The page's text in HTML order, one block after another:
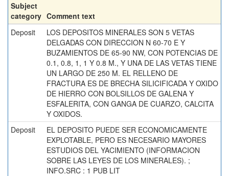
Subject
category Comment text
Deposit
LOS DEPOSITOS MINERALES SON 5 VETAS
DELGADAS CON DIRECCION N 60-70 E Y
BUZAMIENTOS DE 65-90 NW, CON POTENCIAS DE
0.1, 0.8, 1, 1 Y 0.8 M., Y UNA DE LAS VETAS TIENE
UN LARGO DE 250 M. EL RELLENO DE
FRACTURA ES DE BRECHA SILICIFICADA Y OXIDO
DE HIERRO CON BOLSILLOS DE GALENA Y
ESFALERITA, CON GANGA DE CUARZO, CALCITA
Y OXIDOS.
Deposit
EL DEPOSITO PUEDE SER ECONOMICAMENTE
EXPLOTABLE, PERO ES NECESARIO MAYORES
ESTUDIOS DEL YACIMIENTO (INFORMACION
SOBRE LAS LEYES DE LOS MINERALES). ;
INFO.SRC : 1 PUB LIT